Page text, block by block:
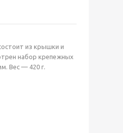
из крышки и
набор крепежных
Вес — 420 г.